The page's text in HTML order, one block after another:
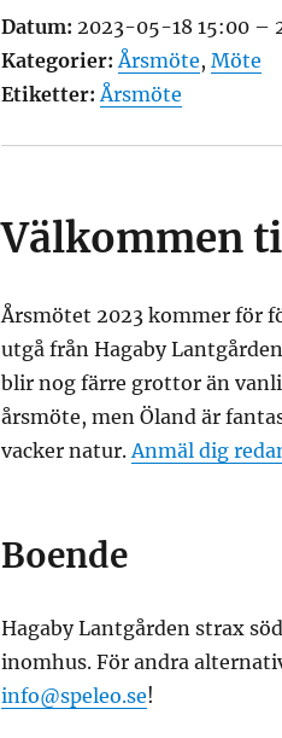
Datum: 2023-05-18 15:00 –
Kategorier: Årsmöte,Möte
Etiketter: Årsmöte
Välkommen
Årsmötet 2023 kommer för
utgå från Hagaby
blir nog färre grottor än
årsmöte, men Öland är
vacker natur.Anmäl dig
Boende
Hagaby Lantgården strax
inomhus. För andra
info@speleo.se!